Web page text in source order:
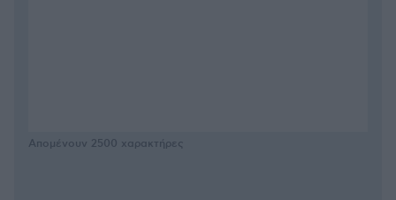
Απομένουν 2500 χαρακτήρες